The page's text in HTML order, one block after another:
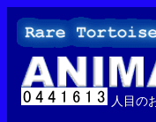
を
人目の